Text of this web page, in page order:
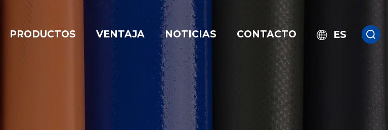
PRODUCTOS VENTAJA NOTICIAS CONTACTO ES